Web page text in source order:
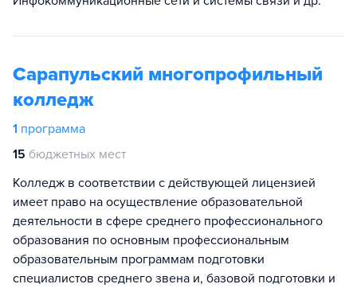
Сарапульский многопрофильный
колледж
1 программа
15 бюджетных мест
Колледж в соответствии с действующей лицензией
имеет право на осуществление образовательной
деятельности в сфере среднего профессионального
образования по основным профессиональным
образовательным программам подготовки
специалистов среднего звена и, базовой подготовки и